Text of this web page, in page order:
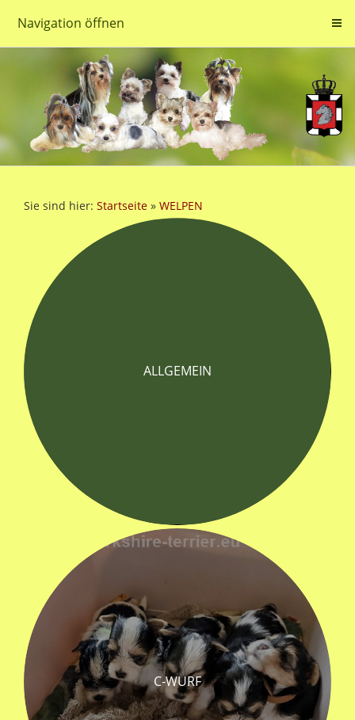
Navigation öffnen
Sie sind hier: Startseite » WELPEN
ALLGEMEIN
C-WURF